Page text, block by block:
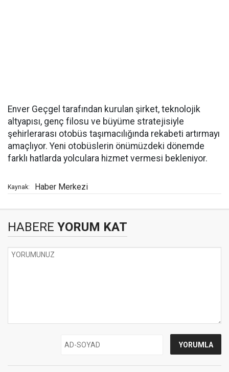
Enver Geçgel tarafından kurulan şirket, teknolojik
altyapısı, genç filosu ve büyüme stratejisiyle
şehirlerarası otobüs taşımacılığında rekabeti artırmayı
amaçlıyor. Yeni otobüslerin önümüzdeki dönemde
farklı hatlarda yolculara hizmet vermesi bekleniyor.
Kaynak: Haber Merkezi
HABERE YORUM KAT